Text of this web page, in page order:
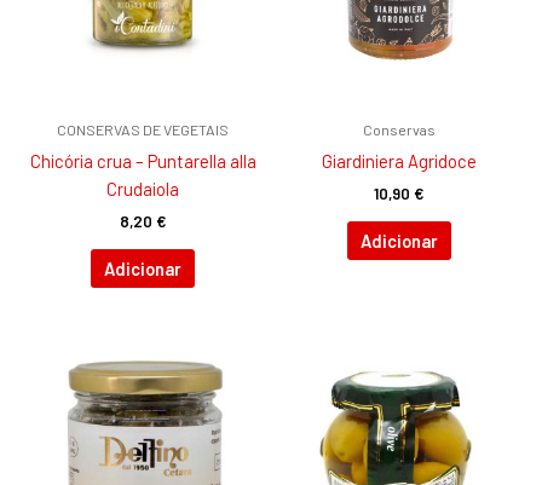
CONSERVAS DE VEGETAIS
Chicória crua – Puntarella alla
Crudaiola
8,20 €
Adicionar
Conservas
Giardiniera Agridoce
10,90 €
Adicionar